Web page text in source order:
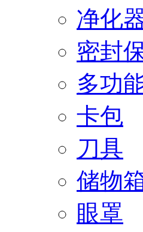
净化
密封
多功
卡包
刀具
储物
眼罩